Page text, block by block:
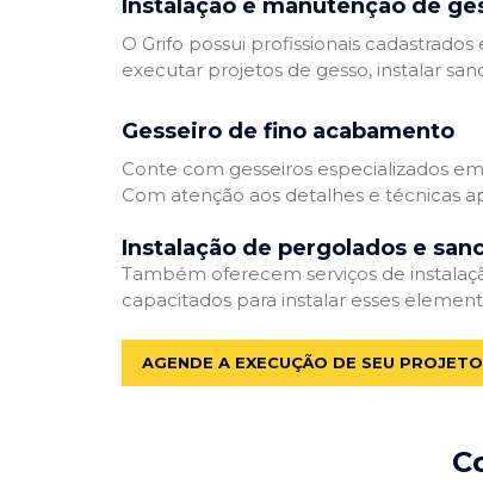
Instalação e manutenção de
O Grifo possui profissionais
executar projetos de gesso, instalar
Gesseiro de fino acabamento
Conte com gesseiros especializados
Com atenção aos detalhes e técnicas
Instalação de pergolados e
Também oferecem serviços de
capacitados para instalar esses
AGENDE A EXECUÇÃO DE SEU